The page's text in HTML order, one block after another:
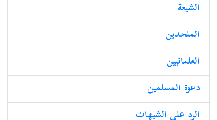
الشيعة
الملحدین
العلمانیین
دعوة المسلمين
الرد على الشبهات